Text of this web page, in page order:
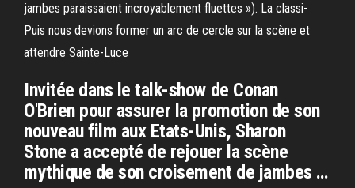
jambes paraissaient incroyablement fluettes »). La classi-
Puis nous devions former un arc de cercle sur la scène et
attendre Sainte-Luce
Invitée dans le talk-show de Conan
O'Brien pour assurer la promotion de son
nouveau film aux Etats-Unis, Sharon
Stone a accepté de rejouer la scène
mythique de son croisement de jambes …